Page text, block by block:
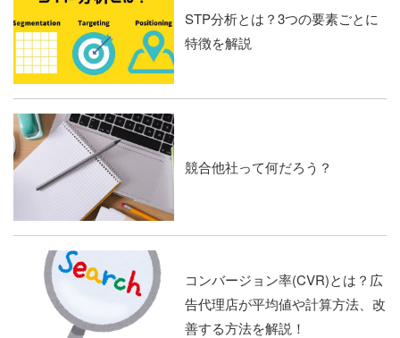
STP分析とは？3つの要素ごとに
特徴を解説
競合他社って何だろう？
コンバージョン率(CVR)とは？広
告代理店が平均値や計算方法、改
善する方法を解説！